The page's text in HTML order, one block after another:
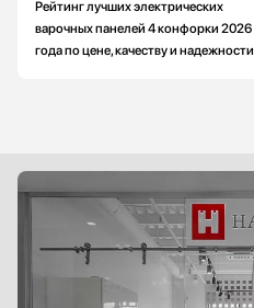
Рейтинг лучших электрических
варочных панелей 4 конфорки 2026
года по цене, качеству и надежности